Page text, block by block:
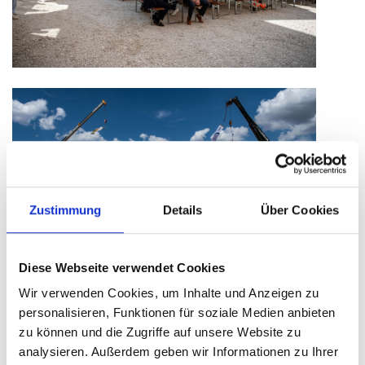
Zustimmung Details Über Cookies
Diese Webseite verwendet Cookies
Wir verwenden Cookies, um Inhalte und Anzeigen zu
personalisieren, Funktionen für soziale Medien anbieten
zu können und die Zugriffe auf unsere Website zu
analysieren. Außerdem geben wir Informationen zu Ihrer